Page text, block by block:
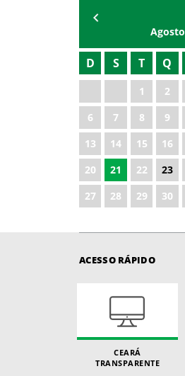
2019
2020
2021
2022
2024
2025
2026
Agosto
D S T Q
1 2
6
7 8 9
13
14 15 16
20
21 22 23
27
28 29 30
ACESSO RÁPIDO
CEARÁ
TRANSPARENTE